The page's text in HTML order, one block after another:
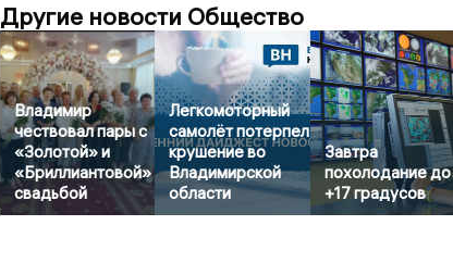
Другие новости Общество
Владимир
чествовал пары с
«Золотой» и
«Бриллиантовой»
свадьбой
Легкомоторный
самолёт потерпел
крушение во
Владимирской
области
Завтра
похолодание до
+17 градусов